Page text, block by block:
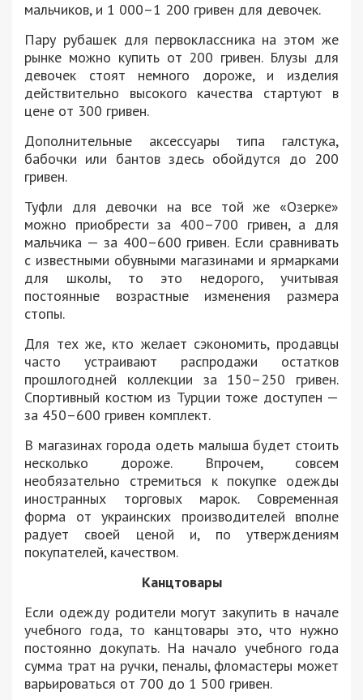
мальчиков, и 1 000–1 200 гривен для девочек.
Пару рубашек для первоклассника на этом же
рынке можно купить от 200 гривен. Блузы для
девочек стоят немного дороже, и изделия
действительно высокого качества стартуют в
цене от 300 гривен.
Дополнительные аксессуары типа галстука,
бабочки или бантов здесь обойдутся до 200
гривен.
Туфли для девочки на все той же «Озерке»
можно приобрести за 400–700 гривен, а для
мальчика — за 400–600 гривен. Если сравнивать
с известными обувными магазинами и ярмарками
для школы, то это недорого, учитывая
постоянные возрастные изменения размера
стопы.
Для тех же, кто желает сэкономить, продавцы
часто устраивают распродажи остатков
прошлогодней коллекции за 150–250 гривен.
Спортивный костюм из Турции тоже доступен —
за 450–600 гривен комплект.
В магазинах города одеть малыша будет стоить
несколько дороже. Впрочем, совсем
необязательно стремиться к покупке одежды
иностранных торговых марок. Современная
форма от украинских производителей вполне
радует своей ценой и, по утверждениям
покупателей, качеством.
Канцтовары
Если одежду родители могут закупить в начале
учебного года, то канцтовары это, что нужно
постоянно докупать. На начало учебного года
сумма трат на ручки, пеналы, фломастеры может
варьироваться от 700 до 1 500 гривен.